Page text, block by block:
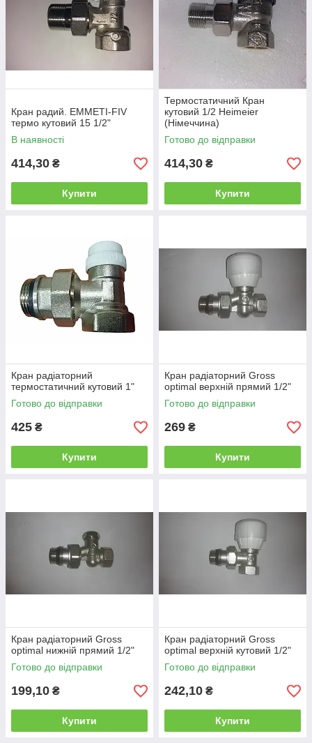
Кран радий. EMMETI-FIV
термо кутовий 15 1/2"
В наявності
414,30 ₴
Купити
Термостатичний Кран
кутовий 1/2 Heimeier
(Німеччина)
Готово до відправки
414,30 ₴
Купити
Кран радіаторний
термостатичний кутовий 1"
Готово до відправки
425 ₴
Купити
Кран радіаторний Gross
optimal верхній прямий 1/2"
Готово до відправки
269 ₴
Купити
Кран радіаторний Gross
optimal нижній прямий 1/2"
Готово до відправки
199,10 ₴
Купити
Кран радіаторний Gross
optimal верхній кутовий 1/2"
Готово до відправки
242,10 ₴
Купити